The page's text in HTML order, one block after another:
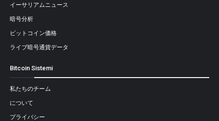
イーサリアムニュース
暗号分析
ビットコイン価格
ライブ暗号通貨データ
Bitcoin Sistemi
私たちのチーム
について
プライバシー